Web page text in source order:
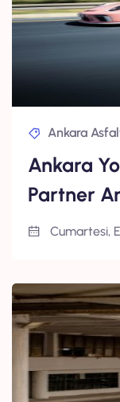
Ankara
Ankara
Partner
Cumartesi,